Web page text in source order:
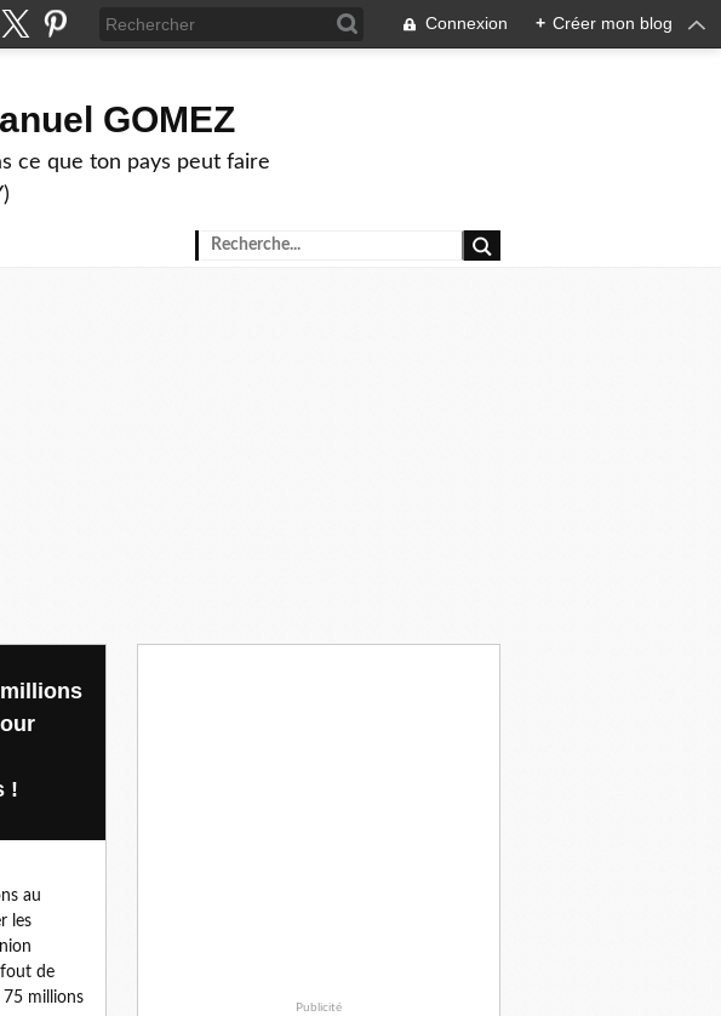
Connexion + Créer mon blog
GOMEZ
ce que ton pays peut faire
millions
!
au
les
fout de
75 millions
Publicité